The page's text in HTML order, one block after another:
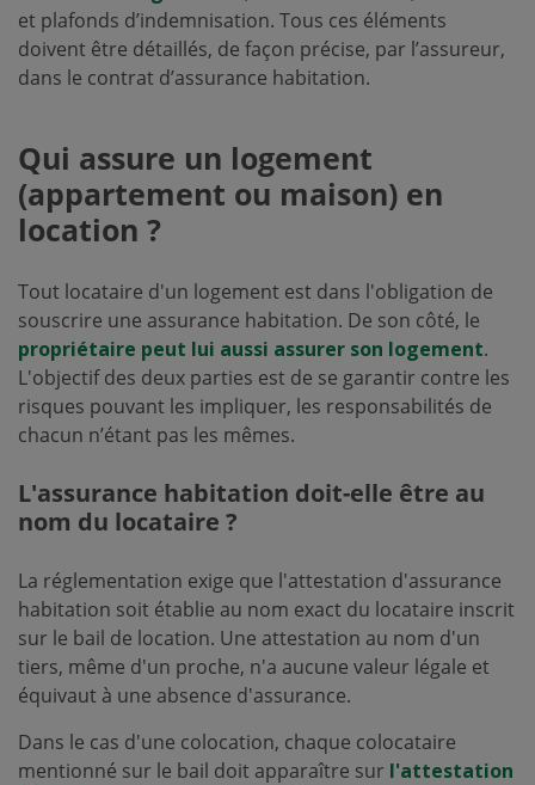
et plafonds d’indemnisation. Tous ces éléments
doivent être détaillés, de façon précise, par l’assureur,
dans le contrat d’assurance habitation.
Qui assure un logement
(appartement ou maison) en
location ?
Tout locataire d'un logement est dans l'obligation de
souscrire une assurance habitation. De son côté, le
propriétaire peut lui aussi assurer son logement.
L'objectif des deux parties est de se garantir contre les
risques pouvant les impliquer, les responsabilités de
chacun n’étant pas les mêmes.
L'assurance habitation doit-elle être au
nom du locataire ?
La réglementation exige que l'attestation d'assurance
habitation soit établie au nom exact du locataire inscrit
sur le bail de location. Une attestation au nom d'un
tiers, même d'un proche, n'a aucune valeur légale et
équivaut à une absence d'assurance.
Dans le cas d'une colocation, chaque colocataire
mentionné sur le bail doit apparaître sur l'attestation